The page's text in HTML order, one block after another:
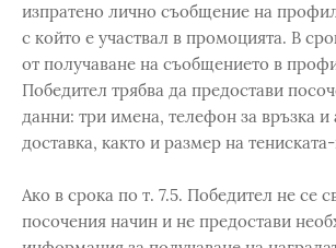
изпратено лично съобщение на
с който е участвал в промоцията. В
от получаване на съобщението в
Победител трябва да предостави
данни: три имена, телефон за връзка и
доставка, както и размер на
Ако в срока по т. 7.5. Победител не се
посочения начин и не предостави